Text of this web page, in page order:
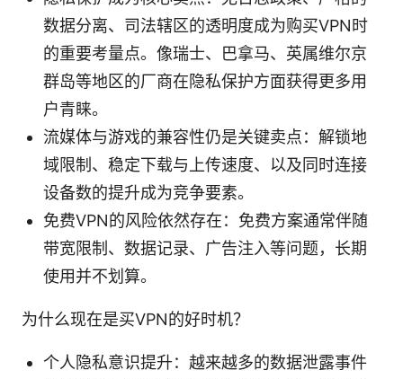
数据分离、司法辖区的透明度成为购买VPN时
的重要考量点。像瑞士、巴拿马、英属维尔京
群岛等地区的厂商在隐私保护方面获得更多用
户青睐。
流媒体与游戏的兼容性仍是关键卖点：解锁地
域限制、稳定下载与上传速度、以及同时连接
设备数的提升成为竞争要素。
免费VPN的风险依然存在：免费方案通常伴随
带宽限制、数据记录、广告注入等问题，长期
使用并不划算。
为什么现在是买VPN的好时机？
个人隐私意识提升：越来越多的数据泄露事件